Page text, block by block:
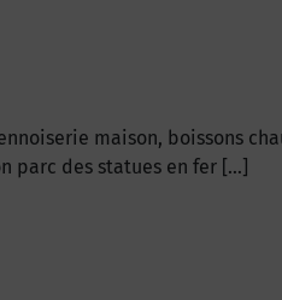
maison, boissons
parc des statues en fer […]